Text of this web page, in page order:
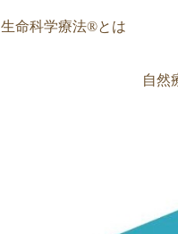
生命科学療法®︎とは
自然